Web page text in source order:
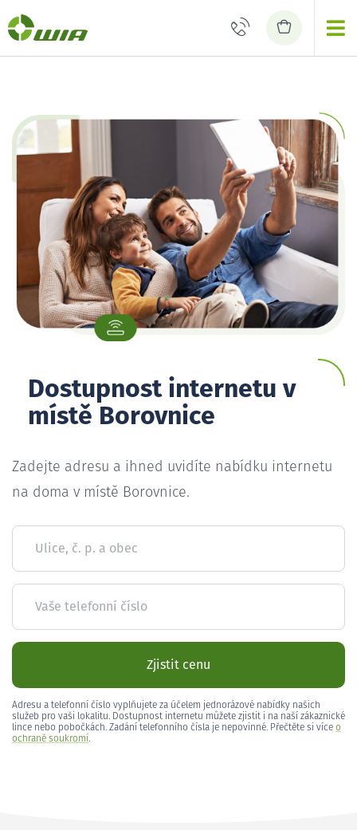
Dostupnost internetu v
místě Borovnice
Zadejte adresu a ihned uvidíte nabídku internetu
na doma v místě Borovnice.
Ulice, č. p. a obec
Vaše telefonní číslo
Zjistit cenu
Adresu a telefonní číslo vyplňujete za účelem jednorázové nabídky našich
služeb pro vaši lokalitu. Dostupnost internetu můžete zjistit i na naší zákaznické
lince nebo pobočkách. Zadání telefonního čísla je nepovinné. Přečtěte si více o
ochraně soukromí.